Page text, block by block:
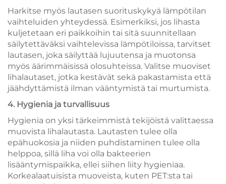
Harkitse myös lautasen suorituskykyä lämpötilan
vaihteluiden yhteydessä. Esimerkiksi, jos lihasta
kuljetetaan eri paikkoihin tai sitä suunnitellaan
säilytettäväksi vaihtelevissa lämpötiloissa, tarvitset
lautasen, joka säilyttää lujuutensa ja muotonsa
myös äärimmäisissä olosuhteissa. Valitse muoviset
lihalautaset, jotka kestävät sekä pakastamista että
jäähdyttämistä ilman vääntymistä tai murtumista.
4. Hygienia ja turvallisuus
Hygienia on yksi tärkeimmistä tekijöistä valittaessa
muovista lihalautasta. Lautasten tulee olla
epähuokosia ja niiden puhdistaminen tulee olla
helppoa, sillä liha voi olla bakteerien
lisääntymispaikka, ellei siihen liity hygieniaa.
Korkealaatuisista muoveista, kuten PET:sta tai